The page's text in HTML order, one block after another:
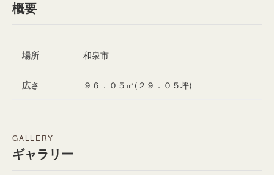
概要
場所 和泉市
広さ ９６．０５㎡(２９．０５坪)
GALLERY
ギャラリー